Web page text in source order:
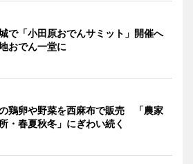
で「小田原おでんサミット」開催へ
おでん一堂に
鶏卵や野菜を西麻布で販売 「農家
・春夏秋冬」にぎわい続く